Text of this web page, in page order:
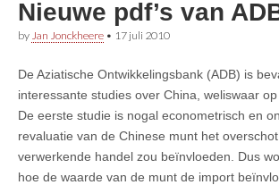
Nieuwe pdf’s van
by Jan Jonckheere • 17 juli 2010
De Aziatische Ontwikkelingsbank (ADB) is
interessante studies over China, weliswaar
De eerste studie is nogal econometrisch en
revaluatie van de Chinese munt het
verwerkende handel zou beïnvloeden. Dus
hoe de waarde van de munt de import